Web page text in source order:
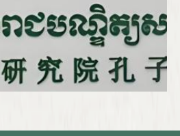
一系列文化交流活动，已成
知名品牌。